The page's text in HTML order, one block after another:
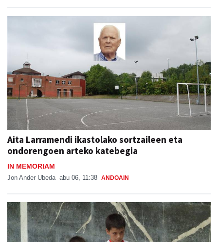
Aita Larramendi ikastolako sortzaileen eta
ondorengoen arteko katebegia
IN MEMORIAM
Jon Ander Ubeda abu 06, 11:38 ANDOAIN